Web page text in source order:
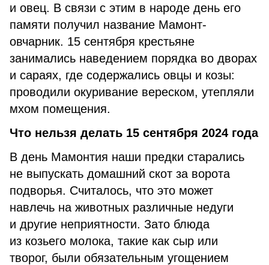
и овец. В связи с этим в народе день его
памяти получил название Мамонт-
овчарник. 15 сентября крестьяне
занимались наведением порядка во дворах
и сараях, где содержались овцы и козы:
проводили окуривание вереском, утепляли
мхом помещения.
Что нельзя делать 15 сентября 2024 года
В день Мамонтия наши предки старались
не выпускать домашний скот за ворота
подворья. Считалось, что это может
навлечь на животных различные недуги
и другие неприятности. Зато блюда
из козьего молока, такие как сыр или
творог, были обязательным угощением